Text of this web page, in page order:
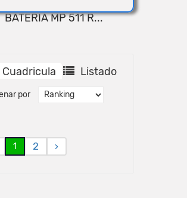
BATERIA MP 511 R...
Cuadricula Listado
por
1 2 ›